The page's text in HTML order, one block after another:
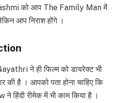
को आप The Family Man में
आप निराश होंगे ।
ने ही फिल्म को डायरेक्ट भी
की है । आपको पता होना चाहिए कि
हिंदी रीमेक में भी काम किया है ।